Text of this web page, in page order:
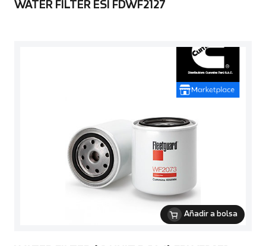
WATER FILTER ESI FDWF2127
Añadir a bolsa